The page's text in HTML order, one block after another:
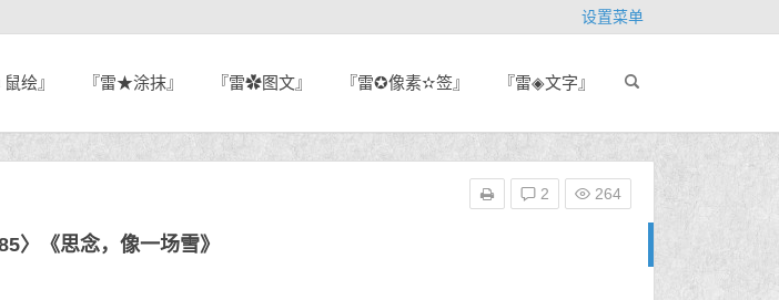
设置菜单
鼠绘』 『雷★涂抹』 『雷✿图文』 『雷✪像素✫签』 『雷◈文字』
〉《思念，像一场雪》
2 264